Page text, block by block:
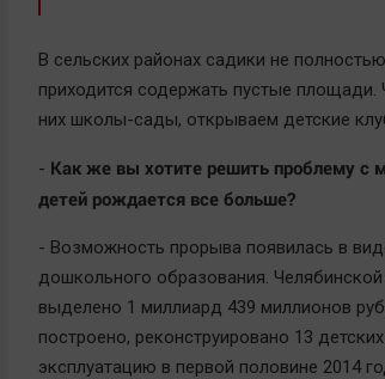
В сельских районах садики не
приходится содержать пустые
них школы-сады, открываем детские
- Как же вы хотите решить проблему с
детей рождается все больше?
- Возможность прорыва появилась в
дошкольного образования.
выделено 1 миллиард 439 миллионов
построено, реконструировано 13
эксплуатацию в первой половине 2014